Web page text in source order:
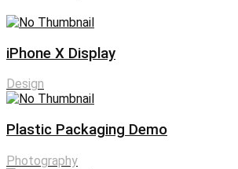
iPhone X Display
Design
Plastic Packaging Demo
Photography